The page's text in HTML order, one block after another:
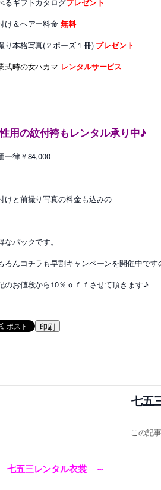
け＆ヘアー料金無料
り本格写真(２ポーズ１冊) プレゼント
式時の女ハカマ レンタルサービス
用の紋付袴もレンタル承り中♪
一律￥84,000
けと前撮り写真の料金も込みの
なパックです。
ろんコチラも早割キャンペーンを開催中です
のお値段から10％ｏｆｆさせて頂きます♪
印刷
七五
この記
七五三レンタル衣裳 ～